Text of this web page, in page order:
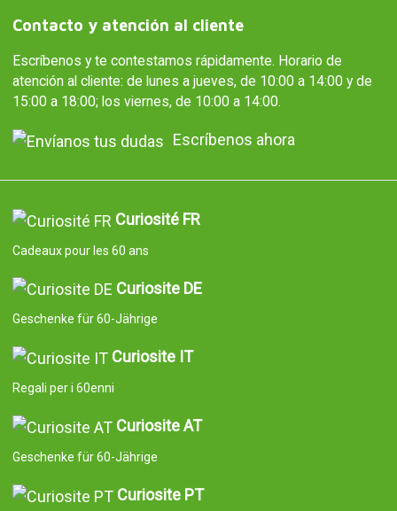
Contacto y atención al cliente
Escríbenos y te contestamos rápidamente. Horario de
atención al cliente: de lunes a jueves, de 10:00 a 14:00 y de
15:00 a 18:00; los viernes, de 10:00 a 14:00.
Escríbenos ahora
Curiosité FR
Cadeaux pour les 60 ans
Curiosite DE
Geschenke für 60-Jährige
Curiosite IT
Regali per i 60enni
Curiosite AT
Geschenke für 60-Jährige
Curiosite PT